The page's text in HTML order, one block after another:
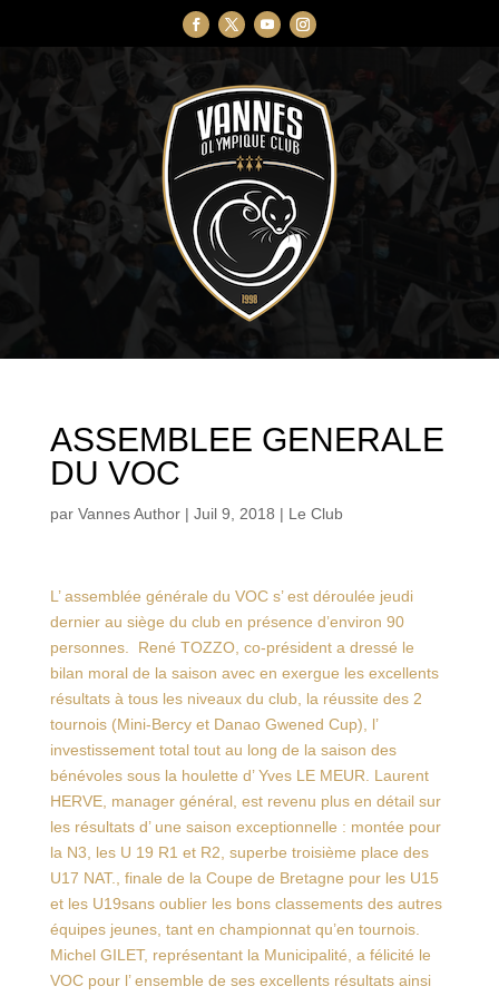
ASSEMBLEE GENERALE
DU VOC
par Vannes Author| Juil 9, 2018 | Le Club
L’ assemblée générale du VOC s’ est déroulée jeudi
dernier au siège du club en présence d’environ 90
personnes. René TOZZO, co-président a dressé le
bilan moral de la saison avec en exergue les excellents
résultats à tous les niveaux du club, la réussite des 2
tournois (Mini-Bercy et Danao Gwened Cup), l’
investissement total tout au long de la saison des
bénévoles sous la houlette d’ Yves LE MEUR. Laurent
HERVE, manager général, est revenu plus en détail sur
les résultats d’ une saison exceptionnelle : montée pour
la N3, les U 19 R1 et R2, superbe troisième place des
U17 NAT., finale de la Coupe de Bretagne pour les U15
et les U19sans oublier les bons classements des autres
équipes jeunes, tant en championnat qu’en tournois.
Michel GILET, représentant la Municipalité, a félicité le
VOC pour l’ ensemble de ses excellents résultats ainsi